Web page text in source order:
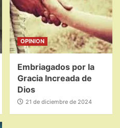
OPINION
Embriagados por la
Gracia Increada de
Dios
21 de diciembre de 2024